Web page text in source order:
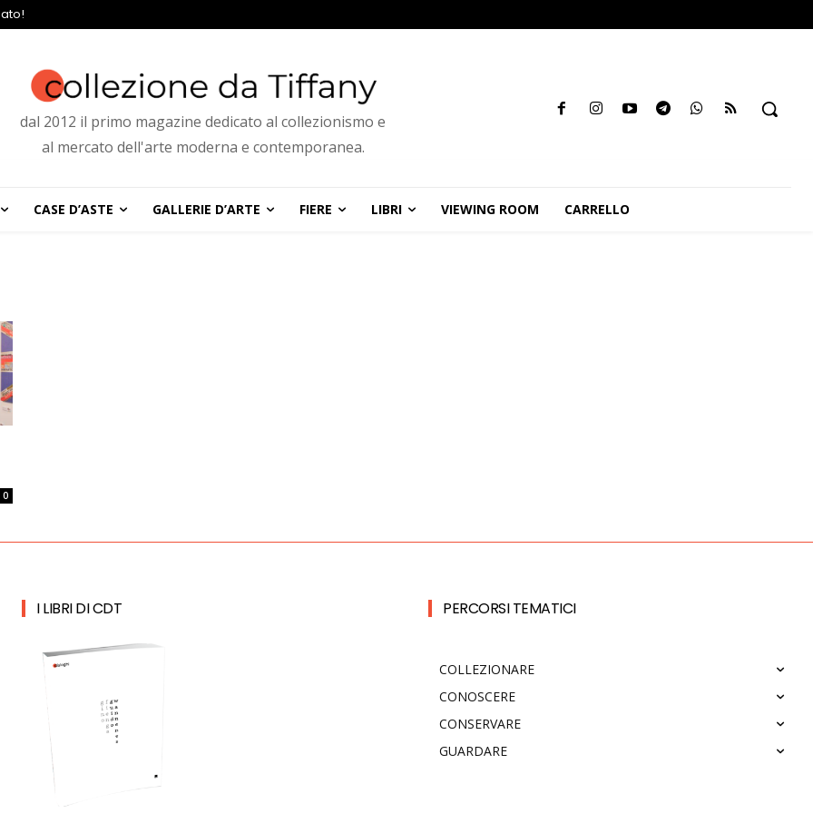
dal 2012 il primo magazine dedicato al collezionismo e
al mercato dell'arte moderna e contemporanea.
CASE D’ASTE GALLERIE D’ARTE FIERE LIBRI VIEWING ROOM CARRELLO
0
I LIBRI DI CDT PERCORSI TEMATICI
COLLEZIONARE
CONOSCERE
CONSERVARE
GUARDARE